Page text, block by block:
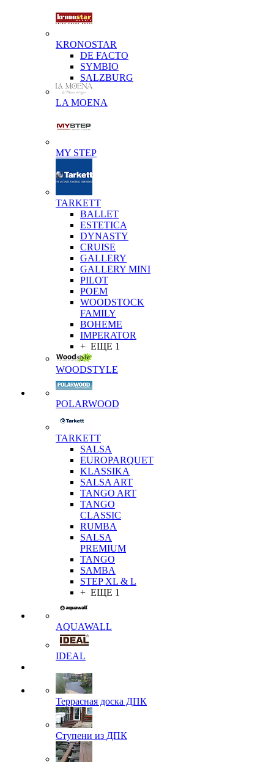
KRONOSTAR
DE FACTO
SYMBIO
SALZBURG
LA MOENA
MY STEP
TARKETT
BALLET
ESTETICA
DYNASTY
CRUISE
GALLERY
GALLERY MINI
PILOT
POEM
WOODSTOCK
FAMILY
BOHEME
IMPERATOR
+ ЕЩЕ 1
WOODSTYLE
POLARWOOD
TARKETT
SALSA
EUROPARQUET
KLASSIKA
SALSA ART
TANGO ART
TANGO
CLASSIC
RUMBA
SALSA
PREMIUM
TANGO
SAMBA
STEP XL & L
+ ЕЩЕ 1
AQUAWALL
IDEAL
Террасная доска ДПК
Ступени из ДПК